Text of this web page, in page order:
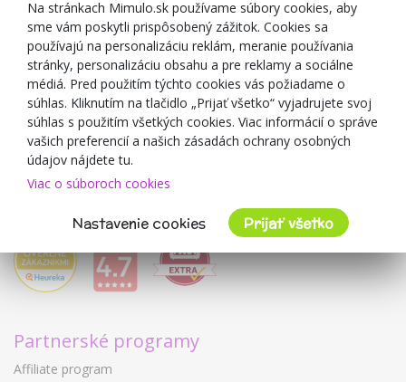
Zľavové kupóny
Blog
O predajcovi
Mimulo.sk
Obchodné podmienky
Ochrana osobných údajov GDPR
Kontakty
Spolupracujeme
Partnerské programy
Affiliate program
Na stránkach Mimulo.sk používame súbory cookies, aby
sme vám poskytli prispôsobený zážitok. Cookies sa
používajú na personalizáciu reklám, meranie používania
stránky, personalizáciu obsahu a pre reklamy a sociálne
médiá. Pred použitím týchto cookies vás požiadame o
súhlas. Kliknutím na tlačidlo „Prijať všetko“ vyjadrujete svoj
súhlas s použitím všetkých cookies. Viac informácií o správe
vašich preferencií a našich zásadách ochrany osobných
údajov nájdete tu.
Viac o súboroch cookies
Nastavenie cookies Prijať všetko